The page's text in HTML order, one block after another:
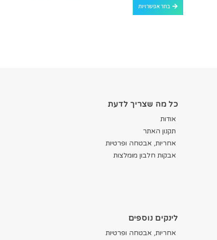
בחר אפשרויות
כל מה שצריך לדעת
אודות
תקנון האתר
אחריות, אבטחה ופרטיות
אבקות חלבון מומלצות
לינקים נוספים
אחריות, אבטחה ופרטיות